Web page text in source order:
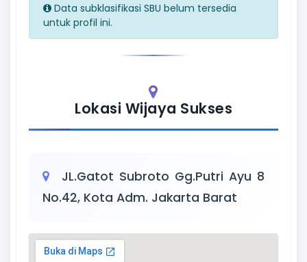
Data subklasifikasi SBU belum tersedia
untuk profil ini.
Lokasi Wijaya Sukses
JL.Gatot Subroto Gg.Putri Ayu 8
No.42, Kota Adm. Jakarta Barat